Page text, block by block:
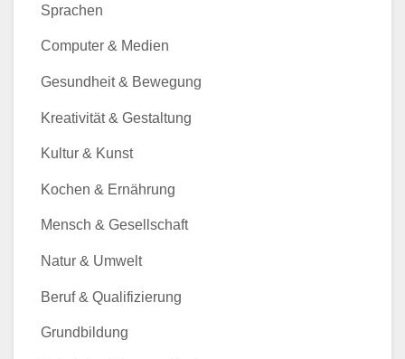
Sprachen
Computer & Medien
Gesundheit & Bewegung
Kreativität & Gestaltung
Kultur & Kunst
Kochen & Ernährung
Mensch & Gesellschaft
Natur & Umwelt
Beruf & Qualifizierung
Grundbildung